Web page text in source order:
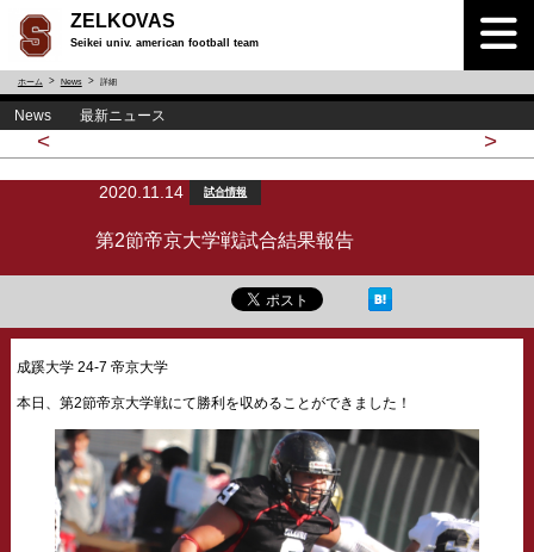
ZELKOVAS
Seikei univ. american football team
ホーム News 詳細
News 最新ニュース
< >
2020.11.14 試合情報
第2節帝京大学戦試合結果報告
成蹊大学 24-7 帝京大学
本日、第2節帝京大学戦にて勝利を収めることができました！